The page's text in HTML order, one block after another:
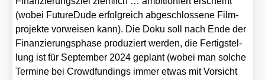
(wobei Future­Du­de erfolg­reich abge­schlos­se­ne Film­
pro­jek­te vor­wei­sen kann). Die Doku soll nach Ende der
Finan­zie­rungs­pha­se pro­du­ziert wer­den, die Fer­tig­stel­
lung ist für Sep­tem­ber 2024 geplant (wobei man sol­che
Ter­mi­ne bei Crowd­fun­dings immer etwas mit Vor­sicht